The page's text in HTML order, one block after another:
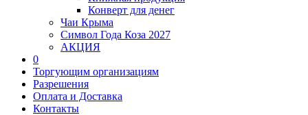
Конверт для денег
Чаи Крыма
Символ Года Коза 2027
АКЦИЯ
0
Торгующим организациям
Разрешения
Оплата и Доставка
Контакты